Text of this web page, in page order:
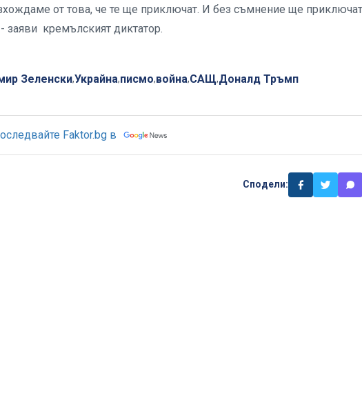
от това, че те ще приключат. И без съмнение ще
заяви кремълският диктатор.
Зеленски,Украйна,писмо,война,САЩ,Доналд Тръмп
Faktor.bg в
Сподели: